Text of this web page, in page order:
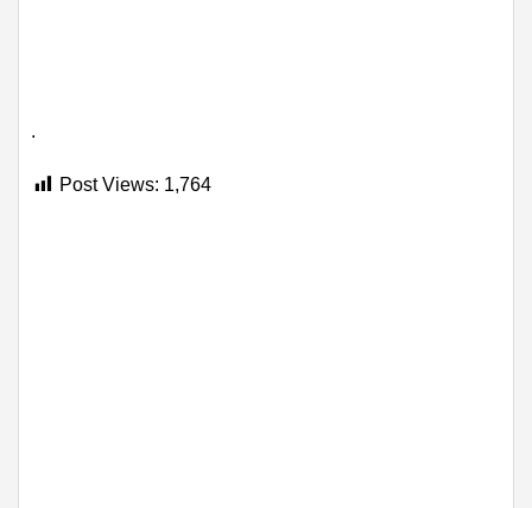
.
Post Views: 1,764